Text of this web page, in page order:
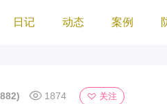
日记 动态 案例
1874 关注